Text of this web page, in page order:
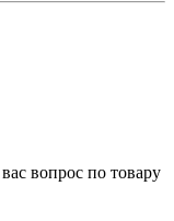
вопрос по товару